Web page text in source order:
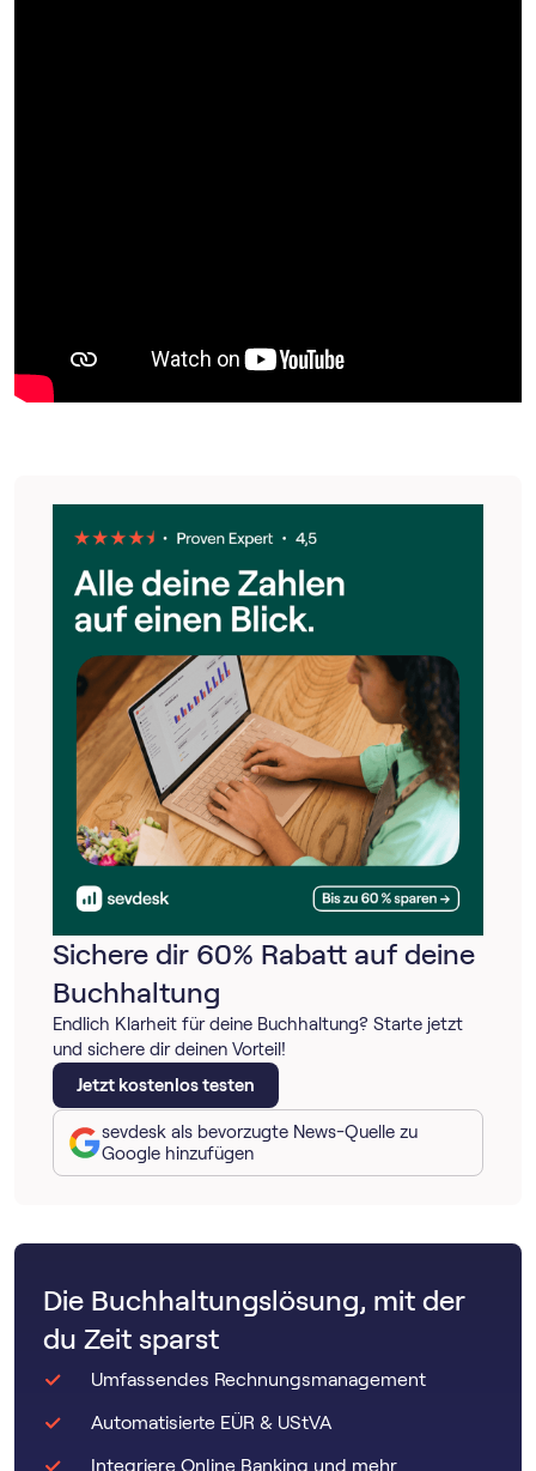
Sichere dir 60% Rabatt auf deine
Buchhaltung
Endlich Klarheit für deine Buchhaltung? Starte jetzt
und sichere dir deinen Vorteil!
Jetzt kostenlos testen
sevdesk als bevorzugte News-Quelle zu
Google hinzufügen
Die Buchhaltungslösung, mit der
du Zeit sparst
Umfassendes Rechnungsmanagement
Automatisierte EÜR & UStVA
Integriere Online Banking und mehr